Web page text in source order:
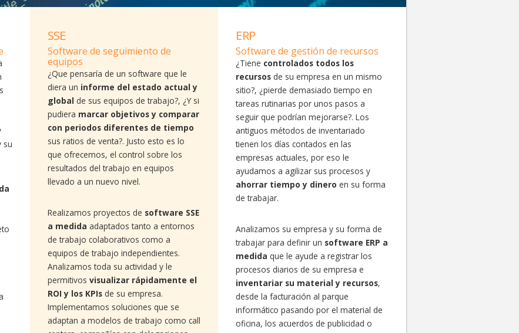
su
SSE
Software de seguimiento de
equipos
¿Que pensaría de un software que le
diera un informe del estado actual y
global de sus equipos de trabajo?, ¿Y si
pudiera marcar objetivos y comparar
con periodos diferentes de tiempo
sus ratios de venta?. Justo esto es lo
que ofrecemos, el control sobre los
resultados del trabajo en equipos
llevado a un nuevo nivel.
Realizamos proyectos de software SSE
a medida adaptados tanto a entornos
de trabajo colaborativos como a
equipos de trabajo independientes.
Analizamos toda su actividad y le
permitivos visualizar rápidamente el
ROI y los KPIsde su empresa.
Implementamos soluciones que se
adaptan a modelos de trabajo como call
ERP
Software de gestión de recursos
¿Tiene controlados todos los
recursosde su empresa en un mismo
sitio?, ¿pierde demasiado tiempo en
tareas rutinarias por unos pasos a
seguir que podrían mejorarse?. Los
antiguos métodos de inventariado
tienen los días contados en las
empresas actuales, por eso le
ayudamos a agilizar sus procesos y
ahorrar tiempo y dinero en su forma
de trabajar.
Analizamos su empresa y su forma de
trabajar para definir un software ERP a
medida que le ayude a registrar los
procesos diarios de su empresa e
inventariar su material y recursos,
desde la facturación al parque
informático pasando por el material de
oficina, los acuerdos de publicidad o